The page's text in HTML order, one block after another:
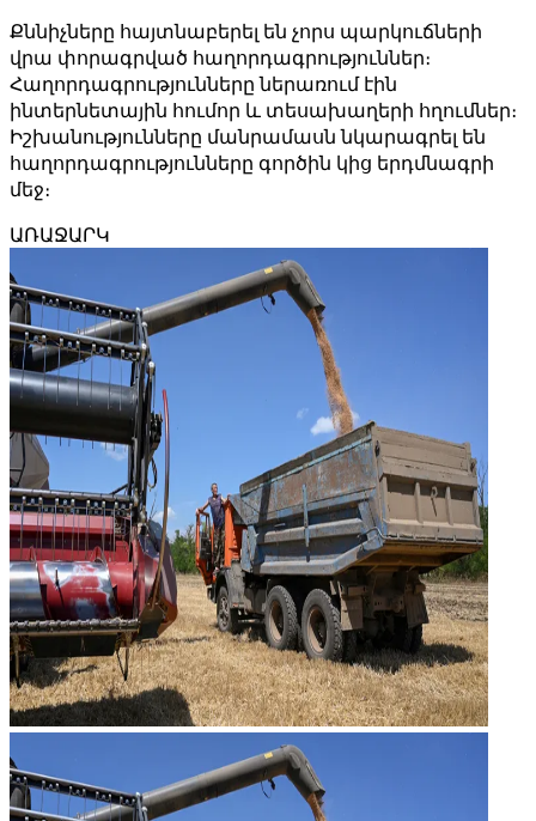
Քննիչները հայտնաբերել են չորս պարկուճների
վրա փորագրված հաղորդագրություններ։
Հաղորդագրությունները ներառում էին
ինտերնետային հումոր և տեսախաղերի հղումներ։
Իշխանությունները մանրամասն նկարագրել են
հաղորդագրությունները գործին կից երդմնագրի
մեջ։
ԱՌԱՋԱՐԿ